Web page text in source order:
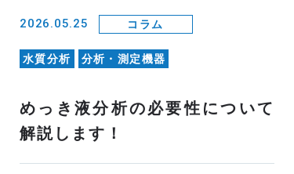
2026.05.25 コラム
水質分析 分析・測定機器
めっき液分析の必要性について
解説します！